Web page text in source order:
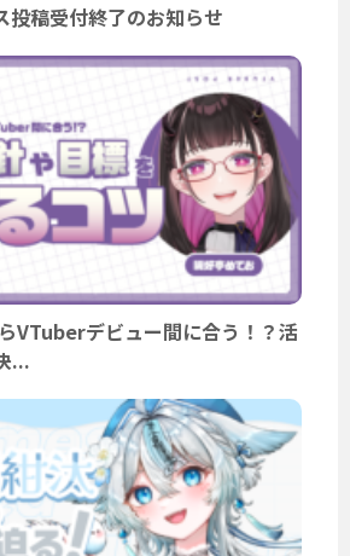
投稿受付終了のお知らせ
VTuberデビュー間に合う！？活
...